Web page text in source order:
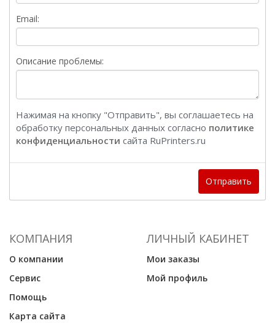
Email:
Описание проблемы:
Нажимая на кнопку "Отправить", вы соглашаетесь на
обработку персональных данных согласно политике
конфиденциальности сайта RuPrinters.ru
Отправить
КОМПАНИЯ
О компании
Сервис
Помощь
Карта сайта
ЛИЧНЫЙ КАБИНЕТ
Мои заказы
Мой профиль